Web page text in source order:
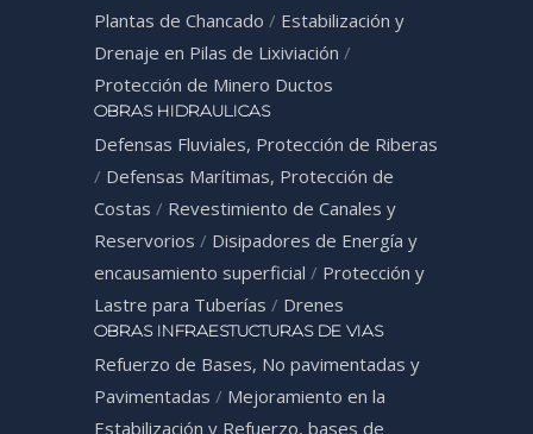
Plantas de Chancado / Estabilización y
Drenaje en Pilas de Lixiviación /
Protección de Minero Ductos
OBRAS HIDRAULICAS
Defensas Fluviales, Protección de Riberas
/ Defensas Marítimas, Protección de
Costas / Revestimiento de Canales y
Reservorios / Disipadores de Energía y
encausamiento superficial / Protección y
Lastre para Tuberías / Drenes
OBRAS INFRAESTUCTURAS DE VIAS
Refuerzo de Bases, No pavimentadas y
Pavimentadas / Mejoramiento en la
Estabilización y Refuerzo, bases de